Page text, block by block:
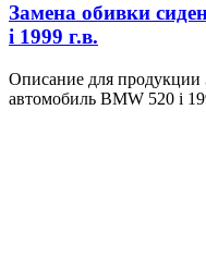
Замена обивки
i 1999 г.в.
Описание для продукции
автомобиль BMW 520 i